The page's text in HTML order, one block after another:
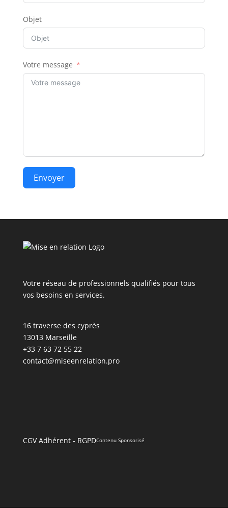
Objet
Votre message
Envoyer
Votre réseau de professionnels qualifiés pour tous
vos besoins en services.
16 traverse des cyprès
13013 Marseille
+33 7 63 72 55 22
contact@miseenrelation.pro
CGV Adhérent- RGPDContenu Sponsorisé